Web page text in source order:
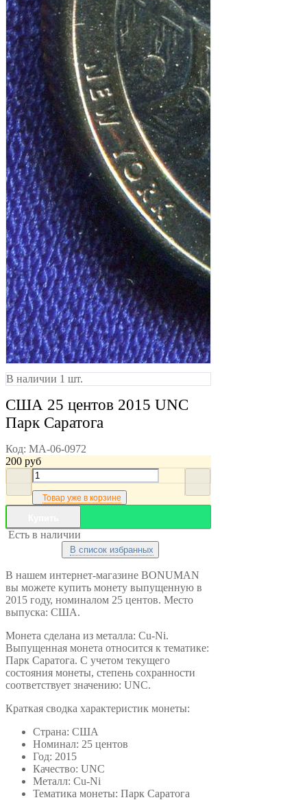
В наличии 1 шт.
США 25 центов 2015 UNC
Парк Саратога
Код: MA-06-0972
200 руб
Товар уже в корзине
Есть в наличии
В список избранных
В нашем интернет-магазине BONUMAN
вы можете купить монету выпущенную в
2015 году, номиналом 25 центов. Место
выпуска: США.
Монета сделана из металла: Cu-Ni.
Выпущенная монета относится к тематике:
Парк Саратога. С учетом текущего
состояния монеты, степень сохранности
соответствует значению: UNC.
Краткая сводка характеристик монеты:
Страна: США
Номинал: 25 центов
Год: 2015
Качество: UNC
Металл: Cu-Ni
Тематика монеты: Парк Саратога